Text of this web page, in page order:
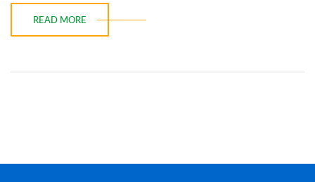
READ MORE